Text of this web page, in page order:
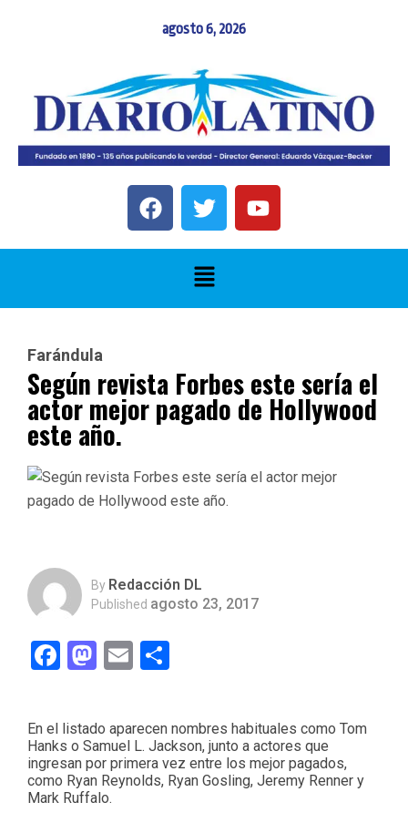
agosto 6, 2026
Farándula
Según revista Forbes este sería el
actor mejor pagado de Hollywood
este año.
By Redacción DL
Published agosto 23, 2017
Facebook
Mastodon
Email
En el listado aparecen nombres habituales como Tom
Hanks o Samuel L. Jackson, junto a actores que
ingresan por primera vez entre los mejor pagados,
como Ryan Reynolds, Ryan Gosling, Jeremy Renner y
Mark Ruffalo.